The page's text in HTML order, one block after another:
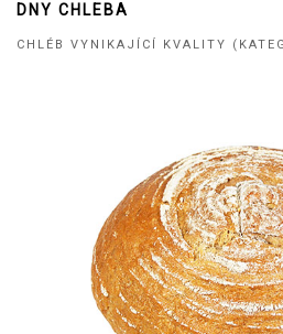
DNY CHLEBA
CHLÉB VYNIKAJÍCÍ KVALITY